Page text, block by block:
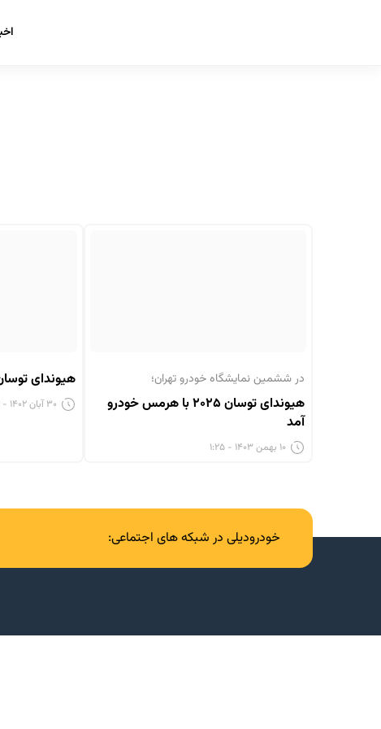
در ششمین نمایشگاه خودرو تهران؛
هیوندای توسان ۲۰۲۵ با هرمس خودرو
آمد
۱۰ بهمن ۱۴۰۳ - ۱:۲۵
هیوندای توسان ۲۰۲۵ به قاره سبز
۳۰ آبان ۱۴۰۲ - ۴:۲۱
خودرودیلی در شبکه های اجتماعی: